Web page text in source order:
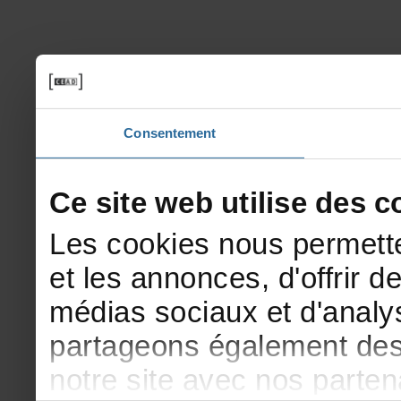
Consentement